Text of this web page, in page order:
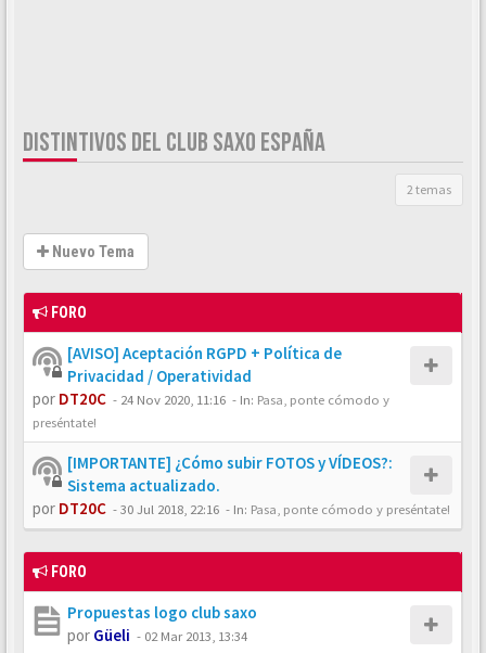
DISTINTIVOS DEL CLUB SAXO ESPAÑA
2 temas
Nuevo Tema
FORO
[AVISO] Aceptación RGPD + Política de
Privacidad / Operatividad
por DT20C - 24 Nov 2020, 11:16 - In: Pasa, ponte cómodo y
preséntate!
[IMPORTANTE] ¿Cómo subir FOTOS y VÍDEOS?:
Sistema actualizado.
por DT20C -30 Jul 2018, 22:16 - In: Pasa, ponte cómodo y preséntate!
FORO
Propuestas logo club saxo
por Güeli - 02 Mar 2013, 13:34